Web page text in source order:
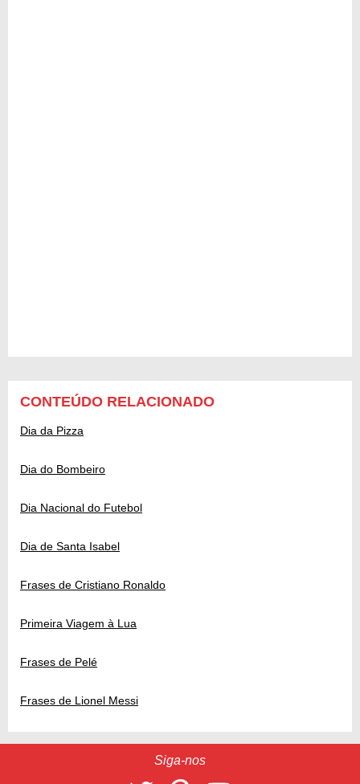
CONTEÚDO RELACIONADO
Dia da Pizza
Dia do Bombeiro
Dia Nacional do Futebol
Dia de Santa Isabel
Frases de Cristiano Ronaldo
Primeira Viagem à Lua
Frases de Pelé
Frases de Lionel Messi
Siga-nos